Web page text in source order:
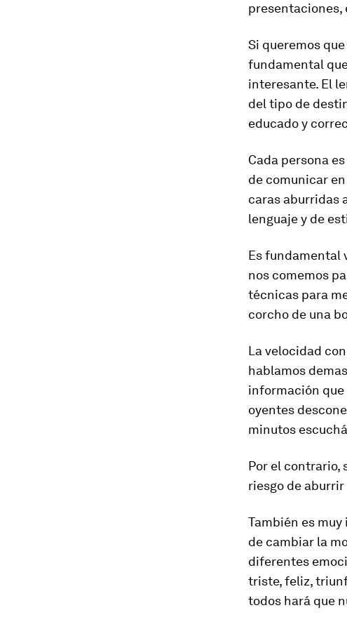
presentaciones,
Si queremos
fundamental
interesante. El
del tipo de
educado y
Cada persona
de comunicar
caras aburridas
lenguaje y de
Es fundamental
nos comemos
técnicas para
corcho de una
La velocidad
hablamos
información que
oyentes
minutos
Por el contrario,
riesgo de
También es
de cambiar la
diferentes
triste, feliz,
todos hará que